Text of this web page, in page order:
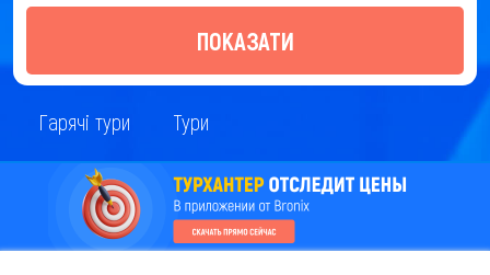
ПОКАЗАТИ
Гарячі тури Тури